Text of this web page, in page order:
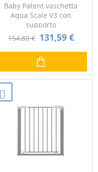
Baby Patent vaschetta
Aqua Scale V3 con
supporto
154,80 € 131,59 €